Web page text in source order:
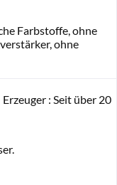
Farbstoffe, ohne
ohne
: Seit über 20